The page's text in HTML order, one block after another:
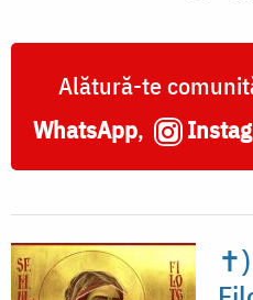
Alătură-te
WhatsApp,